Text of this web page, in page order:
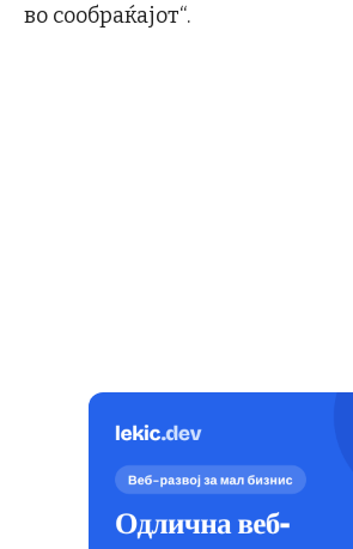
во сообраќајот“.